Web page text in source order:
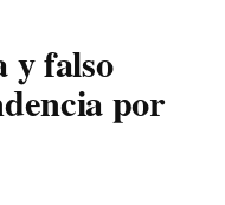
y falso
por